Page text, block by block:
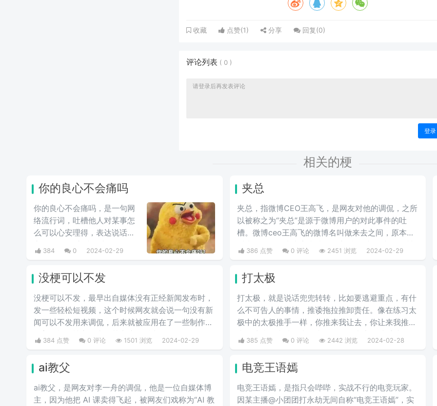
收藏 点赞(1) 分享 回复(0)
评论列表 ( 0 )
登录
相关的梗
你的良心不会痛吗
你的良心不会痛吗，是一句网
络流行词，吐槽他人对某事怎
么可以心安理得，表达说话人
心里mmp的心情。这里
的“痛”含有“内疚、愧疚、不好
意思。网络上主要用于吐槽别
人不会内疚吗，来源于热图鹦
鹉兄弟表情包，火于知乎，该
词也被《咬文嚼字》评为2017
年度十大流行语之一，现在多
用于聊天中的表情包。
384 0 2024-02-29
夹总
夹总，指微博CEO王高飞，是网友对他的调侃，之所
以被称之为“夹总”是源于微博用户的对此事件的吐
槽。微博ceo王高飞的微博名叫做来去之间，原本是
叫来总的。因为来字去掉一竖之后是“夹”，并且微博
把屏蔽敏感字的行为称为“夹”，所以来去之间喜提夹
386 点赞 0 评论 2451 浏览 2024-02-29
没梗可以不发
没梗可以不发，最早出自媒体没有正‌‌‌‌‌‌‌‌经新闻发布时，
发一些轻松短视频，这个时候网友就会说一句没有新
闻可以不发用来调侃，后来就被应用在了一些制作梗
科普的视频博主身上，其实这句话也不算是批评，更
多的是带有玩梗的意味。“解梗博主”的嘲讽发言，指
的新梗，只好发一些烂梗、破梗、旧梗来敷衍了事，
不被认可时，网友们就会评论一句“没梗可以不发”。
384 点赞 0 评论 1501 浏览 2024-02-29
打太极
打太极，就是说话兜兜转转，比如要逃避重点，有什
么不可告人的事情，推诿拖拉推卸责任。像在练习太
极中的太极推手一样，你推来我让去，你让来我推
去。暗指做事情推来推去，不明确表态，避重就轻含
糊不说实话。
385 点赞 0 评论 2442 浏览 2024-02-28
ai教父
ai教父，是网友对李一舟的调侃，他是一位自媒体博
主，因为他把 AI 课卖得飞起，被网友们戏称为“AI 教
电竞王语嫣
电竞王语嫣，是指只会哔哔，实战不行的电竞玩家。
因某主播@小团团打永劫无间自称“电竞王语嫣”，实